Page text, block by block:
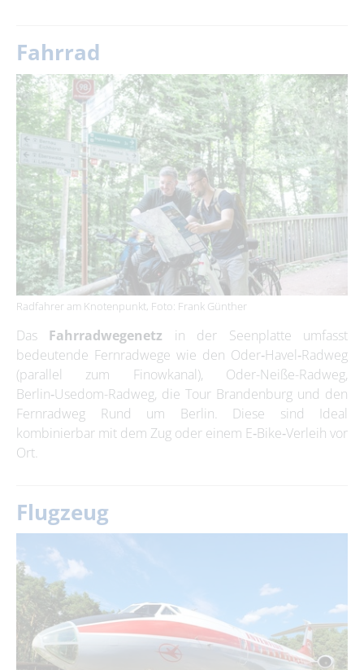
Fahrrad
Radfahrer am Knotenpunkt, Foto: Frank Günther
Das Fahrradwegenetz in der Seenplatte umfasst
bedeutende Fernradwege wie den Oder‑Havel‑Radweg
(parallel zum Finowkanal), Oder-Neiße-Radweg,
Berlin‑Usedom-Radweg, die Tour Brandenburg und den
Fernradweg Rund um Berlin. Diese sind Ideal
kombinierbar mit dem Zug oder einem E‑Bike‑Verleih vor
Ort.
Flugzeug